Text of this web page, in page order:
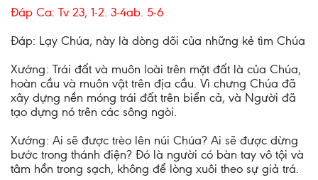
Ðáp Ca: Tv 23, 1-2. 3-4ab. 5-6
Ðáp: Lạy Chúa, này là dòng dõi của những kẻ tìm Chúa
Xướng: Trái đất và muôn loài trên mặt đất là của Chúa,
hoàn cầu và muôn vật trên địa cầu. Vì chưng Chúa đã
xây dựng nền móng trái đất trên biển cả, và Người đã
tạo dựng nó trên các sông ngòi.
Xướng: Ai sẽ được trèo lên núi Chúa? Ai sẽ được dừng
bước trong thánh điện? Ðó là người có bàn tay vô tội và
tâm hồn trong sạch, không để lòng xuôi theo sự giả trá.